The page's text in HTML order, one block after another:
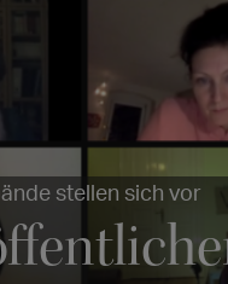
stellen sich vor